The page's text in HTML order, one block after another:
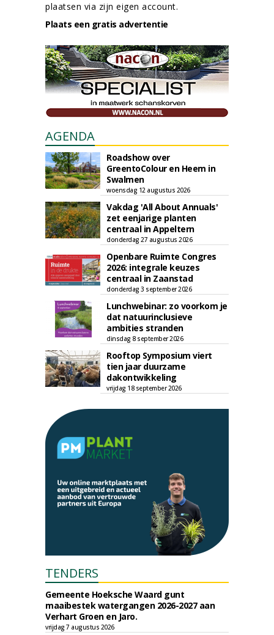
plaatsen via zijn eigen account.
Plaats een gratis advertentie
AGENDA
Roadshow over
GreentoColour en Heem in
Swalmen
woensdag 12 augustus 2026
Vakdag 'All About Annuals'
zet eenjarige planten
centraal in Appeltern
donderdag 27 augustus 2026
Openbare Ruimte Congres
2026: integrale keuzes
centraal in Zaanstad
donderdag 3 september 2026
Lunchwebinar: zo voorkom je
dat natuurinclusieve
ambities stranden
dinsdag 8 september 2026
Rooftop Symposium viert
tien jaar duurzame
dakontwikkeling
vrijdag 18 september 2026
TENDERS
Gemeente Hoeksche Waard gunt
maaibestek watergangen 2026-2027 aan
Verhart Groen en Jaro.
vrijdag 7 augustus 2026